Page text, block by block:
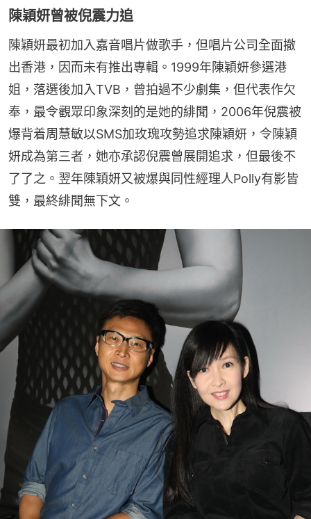
陳穎妍曾被倪震力追
陳穎妍最初加入嘉音唱片做歌手，但唱片公司全面撤
出香港，因而未有推出專輯。1999年陳穎妍參選港
姐，落選後加入TVB，曾拍過不少劇集，但代表作欠
奉，最令觀眾印象深刻的是她的緋聞，2006年倪震被
爆背着周慧敏以SMS加玫瑰攻勢追求陳穎妍，令陳穎
妍成為第三者，她亦承認倪震曾展開追求，但最後不
了了之。翌年陳穎妍又被爆與同性經理人Polly有影皆
雙，最終緋聞無下文。